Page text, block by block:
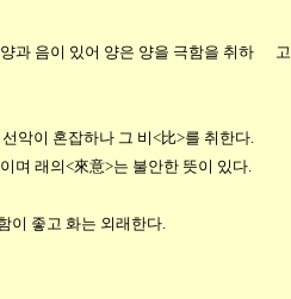
양과 음이 있어 양은 양을 극함을 취하 고
악이 혼잡하나 그 비<比>를 취한다.
며 래의<來意>는 불안한 뜻이 있다.
이 좋고 화는 외래한다.